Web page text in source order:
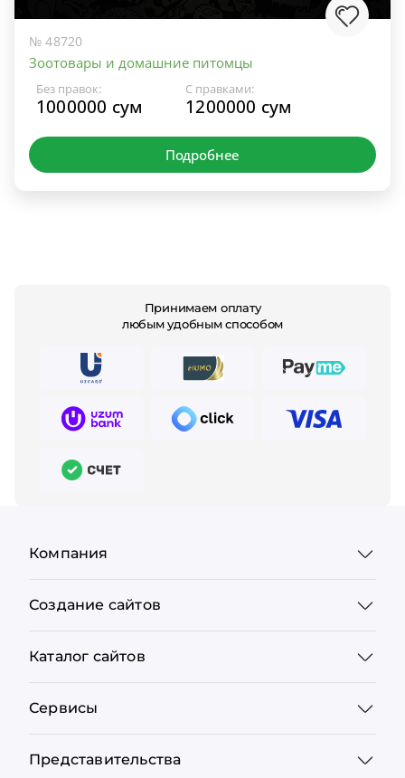
№ 48720
Зоотовары и домашние питомцы
Без правок:
1000000 сум
С правками:
1200000 сум
Подробнее
Принимаем оплату
любым удобным способом
Компания
Создание сайтов
Каталог сайтов
Сервисы
Представительства